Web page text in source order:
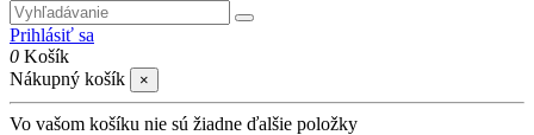
Prihlásiť sa
0 Košík
Nákupný košík
×
Vo vašom košíku nie sú žiadne ďalšie položky